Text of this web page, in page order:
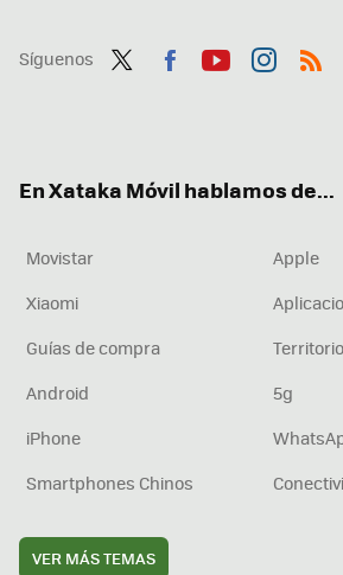
Síguenos
En Xataka Móvil hablamos de...
Movistar
Apple
Xiaomi
Guías de compra
Android
5g
iPhone
Smartphones Chinos
VER MÁS TEMAS